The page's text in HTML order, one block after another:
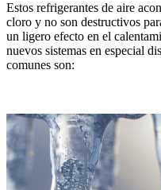
Estos refrigerantes de aire
cloro y no son destructivos
un ligero efecto en el
nuevos sistemas en especial
comunes son: